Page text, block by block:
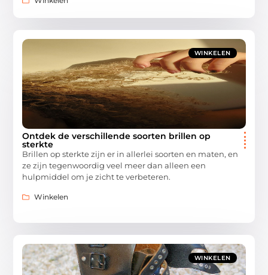
WINKELEN
Ontdek de verschillende soorten brillen op
sterkte
Brillen op sterkte zijn er in allerlei soorten en maten, en
ze zijn tegenwoordig veel meer dan alleen een
hulpmiddel om je zicht te verbeteren.
Winkelen
WINKELEN